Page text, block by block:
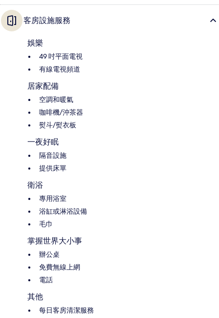
客房設施服務
娛樂
49 吋平面電視
有線電視頻道
居家配備
空調和暖氣
咖啡機/沖茶器
熨斗/熨衣板
一夜好眠
隔音設施
提供床單
衛浴
專用浴室
浴缸或淋浴設備
毛巾
掌握世界大小事
辦公桌
免費無線上網
電話
其他
每日客房清潔服務